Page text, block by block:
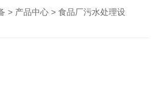
> 产品中心 >食品厂污水处理设